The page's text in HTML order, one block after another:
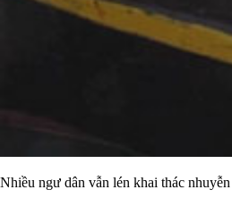
Nhiều ngư dân vẫn lén khai thác